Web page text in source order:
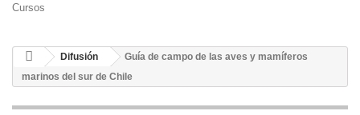
Cursos
Difusión
Guía de campo de las aves y mamíferos
marinos del sur de Chile